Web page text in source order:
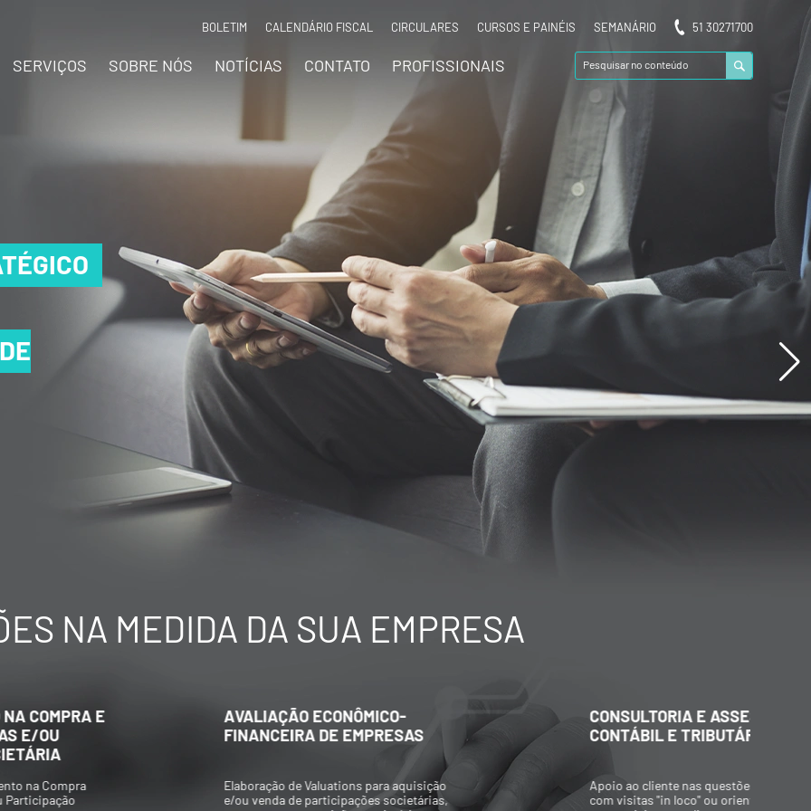
BOLETIM CALENDÁRIO FISCAL CIRCULARES CURSOS E PAINÉIS SEMANÁRIO 51 30271700
SERVIÇOS SOBRE NÓS NOTÍCIAS CONTATO PROFISSIONAIS
NA MEDIDA DA SUA EMPRESA
AVALIAÇÃO ECONÔMICO-
FINANCEIRA DE EMPRESAS
Elaboração de Valuations para aquisição
e/ou venda de participações societárias,
CONSULTORIA E ASSESSORIA
CONTÁBIL E TRIBUTÁRIA
Apoio ao cliente nas questões tributárias,
com visitas "in loco" ou orientações